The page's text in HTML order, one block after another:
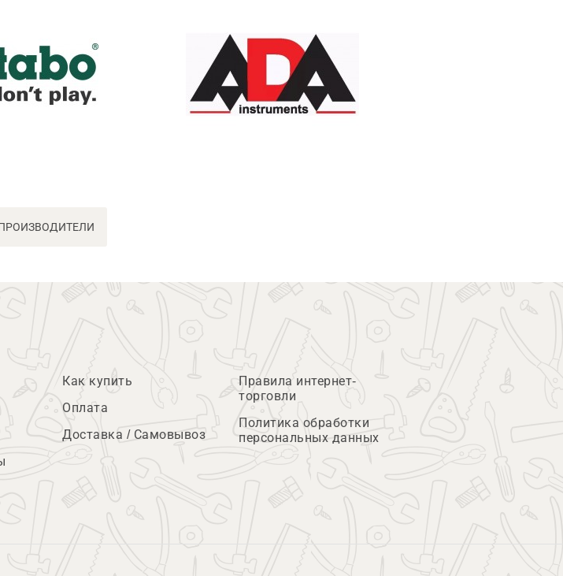
Как купить
Оплата
Доставка / Самовывоз
Правила интернет-
торговли
Политика обработки
персональных данных